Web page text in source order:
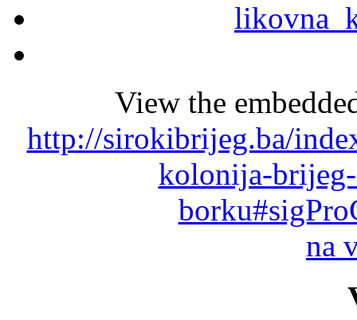
View the
http://sirokibrijeg.ba/
kolonija-
na